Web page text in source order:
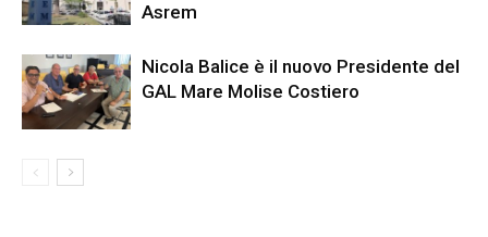
Asrem
Nicola Balice è il nuovo Presidente del
GAL Mare Molise Costiero